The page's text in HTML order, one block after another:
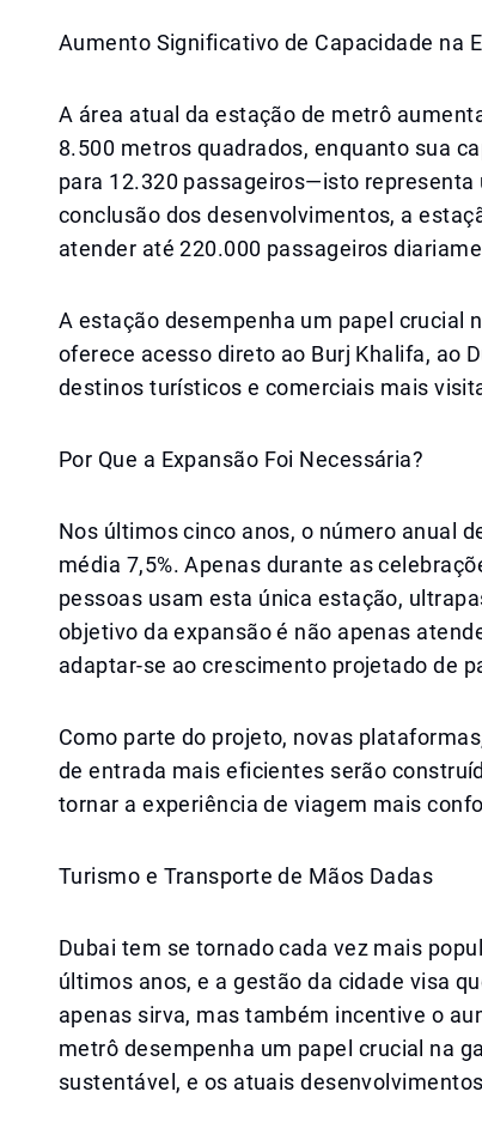
Aumento Significativo de Capacidade na
A área atual da estação de metrô
8.500 metros quadrados, enquanto sua
para 12.320 passageiros—isto representa
conclusão dos desenvolvimentos, a
atender até 220.000 passageiros
A estação desempenha um papel crucial
oferece acesso direto ao Burj Khalifa, ao
destinos turísticos e comerciais mais
Por Que a Expansão Foi Necessária?
Nos últimos cinco anos, o número anual
média 7,5%. Apenas durante as
pessoas usam esta única estação,
objetivo da expansão é não apenas
adaptar-se ao crescimento projetado de
Como parte do projeto, novas
de entrada mais eficientes serão
tornar a experiência de viagem mais
Turismo e Transporte de Mãos Dadas
Dubai tem se tornado cada vez mais
últimos anos, e a gestão da cidade visa
apenas sirva, mas também incentive o
metrô desempenha um papel crucial na
sustentável, e os atuais